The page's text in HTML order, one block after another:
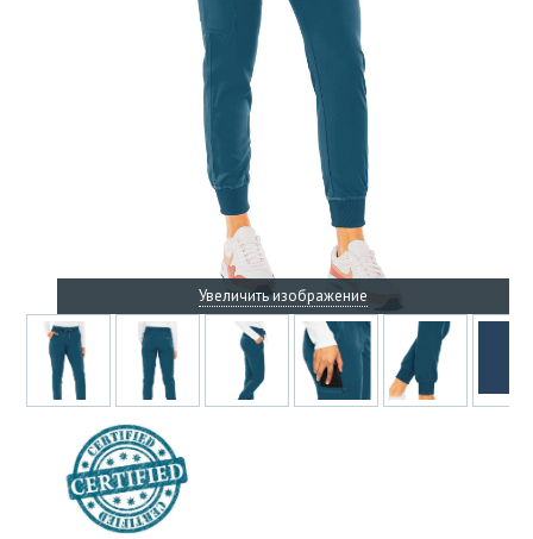
Увеличить изображение